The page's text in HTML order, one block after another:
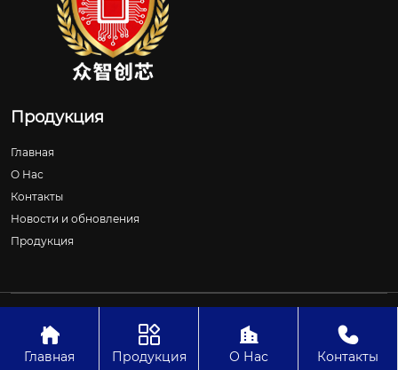
Продукция
Главная
О Нас
Контакты
Новости и обновления
Продукция
Технологии

Главная

Продукция

О Нас

Контакты